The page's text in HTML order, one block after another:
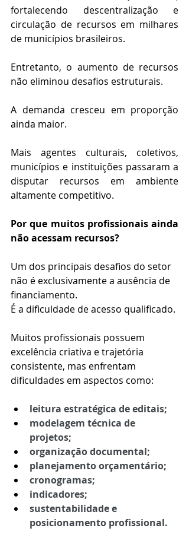
fortalecendo descentralização e
circulação de recursos em milhares
de municípios brasileiros.
Entretanto, o aumento de recursos
não eliminou desafios estruturais.
A demanda cresceu em proporção
ainda maior.
Mais agentes culturais, coletivos,
municípios e instituições passaram a
disputar recursos em ambiente
altamente competitivo.
Por que muitos profissionais ainda
não acessam recursos?
Um dos principais desafios do setor
não é exclusivamente a ausência de
financiamento.
É a dificuldade de acesso qualificado.
Muitos profissionais possuem
excelência criativa e trajetória
consistente, mas enfrentam
dificuldades em aspectos como:
leitura estratégica de editais;
modelagem técnica de
projetos;
organização documental;
planejamento orçamentário;
cronogramas;
indicadores;
sustentabilidade e
posicionamento profissional.